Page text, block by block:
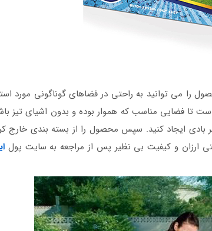
می توانید به راحتی در فضاهای گوناگونی مورد
تا فضایی مناسب که هموار بوده و بدون اشیای تیز
بادی ایجاد کنید. سپس محصول را از بسته بندی خارج